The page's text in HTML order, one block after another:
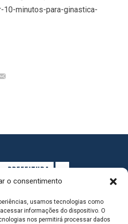
o consentimento
usamos tecnologias como
informações do dispositivo. O
nos permitirá processar dados
10-minutos-para-ginastica-